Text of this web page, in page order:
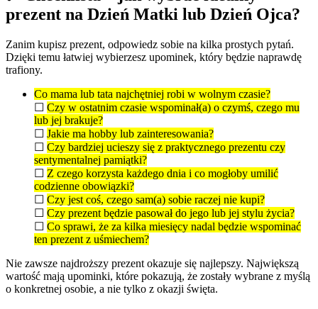
prezent na Dzień Matki lub Dzień Ojca?
Zanim kupisz prezent, odpowiedz sobie na kilka prostych pytań.
Dzięki temu łatwiej wybierzesz upominek, który będzie naprawdę
trafiony.
Co mama lub tata najchętniej robi w wolnym czasie?
☐ Czy w ostatnim czasie wspominał(a) o czymś, czego mu
lub jej brakuje?
☐ Jakie ma hobby lub zainteresowania?
☐ Czy bardziej ucieszy się z praktycznego prezentu czy
sentymentalnej pamiątki?
☐ Z czego korzysta każdego dnia i co mogłoby umilić
codzienne obowiązki?
☐ Czy jest coś, czego sam(a) sobie raczej nie kupi?
☐ Czy prezent będzie pasował do jego lub jej stylu życia?
☐ Co sprawi, że za kilka miesięcy nadal będzie wspominać
ten prezent z uśmiechem?
Nie zawsze najdroższy prezent okazuje się najlepszy. Największą
wartość mają upominki, które pokazują, że zostały wybrane z myślą
o konkretnej osobie, a nie tylko z okazji święta.